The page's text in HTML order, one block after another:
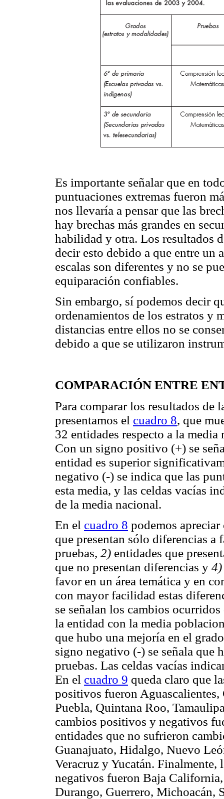
Es importante señalar que en
puntuaciones extremas fueron
nos llevaría a pensar que las
hay brechas más grandes en
habilidad y otra. Los resultados
decir esto debido a que entre
escalas son diferentes y no se
equiparación confiables.
Sin embargo, sí podemos decir
ordenamientos de los estratos y
distancias entre ellos no se
debido a que se utilizaron
COMPARACIÓN ENTRE
Para comparar los resultados de
presentamos el cuadro 8, que
32 entidades respecto a la
Con un signo positivo (+) se
entidad es superior
negativo (-) se indica que las
esta media, y las celdas vacías
de la media nacional.
En el cuadro 8 podemos
que presentan sólo diferencias a
pruebas, 2) entidades que
que no presentan diferencias y 4)
favor en un área temática y en
con mayor facilidad estas
se señalan los cambios
la entidad con la media
que hubo una mejoría en el
signo negativo (-) se señala que
pruebas. Las celdas vacías
En el cuadro 9 queda claro que
positivos fueron
Puebla, Quintana Roo,
cambios positivos y negativos
entidades que no sufrieron
Guanajuato, Hidalgo, Nuevo
Veracruz y Yucatán.
negativos fueron Baja
Durango, Guerrero, Michoacán,